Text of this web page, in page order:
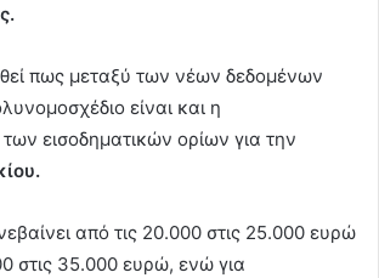
πως μεταξύ των νέων δεδομένων
είναι και η
εισοδηματικών ορίων για την
από τις 20.000 στις 25.000 ευρώ
στις 35.000 ευρώ, ενώ για